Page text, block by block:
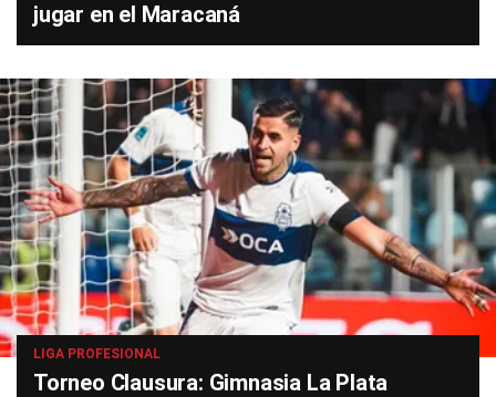
jugar en el Maracaná
LIGA PROFESIONAL
Torneo Clausura: Gimnasia La Plata